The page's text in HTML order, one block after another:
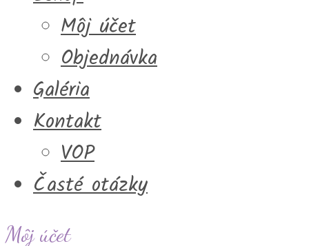
Môj účet
Objednávka
Galéria
Kontakt
VOP
Časté otázky
Môj účet